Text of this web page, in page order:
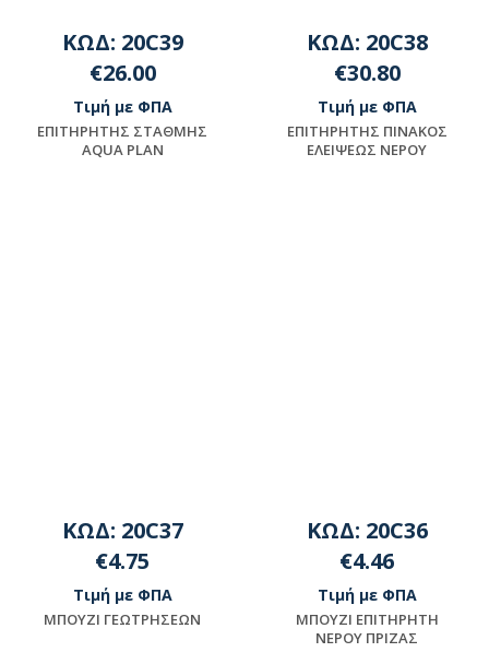
ΚΩΔ: 20C39
€26.00
Τιμή με ΦΠΑ
EΠITHPHTHΣ ΣTAΘMHΣ
AQUA PLAN
ΚΩΔ: 20C38
€30.80
Τιμή με ΦΠΑ
EΠITHPHTHΣ ΠINAKOΣ
EΛEIΨEΩΣ NEPOY
ΚΩΔ: 20C37
€4.75
Τιμή με ΦΠΑ
MΠOYZI ΓEΩTPHΣEΩN
ΚΩΔ: 20C36
€4.46
Τιμή με ΦΠΑ
MΠOYZI EΠITHPHTH
NEPOY ΠPIZAΣ